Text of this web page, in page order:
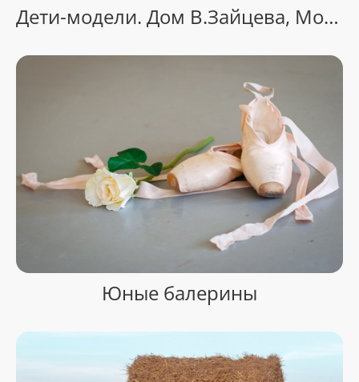
Дети-модели. Дом В.Зайцева, Москва
Юные балерины